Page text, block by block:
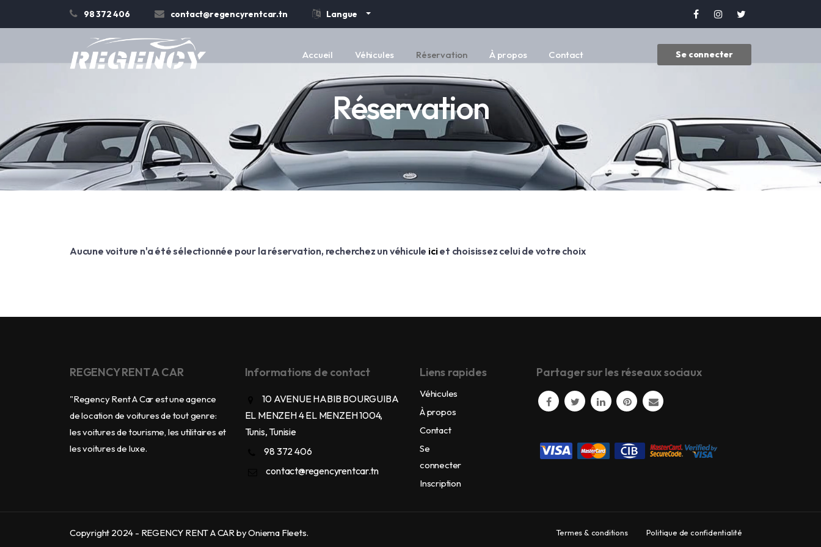
98 372 406 contact@regencyrentcar.tn Langue
Accueil Véhicules Réservation À propos Contact Se connecter
Réservation
Aucune voiture n'a été sélectionnée pour la réservation, recherchez un véhicule iciet choisissez celui de votre choix
REGENCY RENT A CAR
"Regency Rent A Car est une agence
de location de voitures de tout genre:
les voitures de tourisme, les utilitaires et
les voitures de luxe.
Informations de contact
10 AVENUE HABIB BOURGUIBA
EL MENZEH 4 EL MENZEH 1004,
Tunis, Tunisie
98 372 406
contact@regencyrentcar.tn
Liens rapides
Véhicules
À propos
Contact
Se
connecter
Inscription
Partager sur les réseaux sociaux
Copyright 2024 - REGENCY RENT A CAR by Oniema Fleets. Termes & conditions Politique de confidentialité